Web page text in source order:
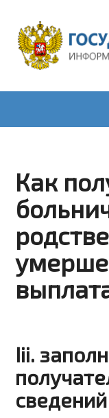
Как
Iii.
сведений